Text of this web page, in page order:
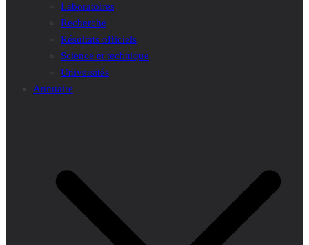
Laboratoires
Recherche
Résultats officiels
Science et technique
Universités
Annuaire